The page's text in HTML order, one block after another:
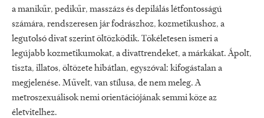
a manikűr, pedikűr, masszázs és depilálás létfontosságú
számára, rendszeresen jár fodrászhoz, kozmetikushoz, a
legutolsó divat szerint öltözködik. Tökéletesen ismeri a
legújabb kozmetikumokat, a divattrendeket, a márkákat. Ápolt,
tiszta, illatos, öltözete hibátlan, egyszóval: kifogástalan a
megjelenése. Művelt, van stílusa, de nem meleg. A
metroszexuálisok nemi orientációjának semmi köze az
életvitelhez.